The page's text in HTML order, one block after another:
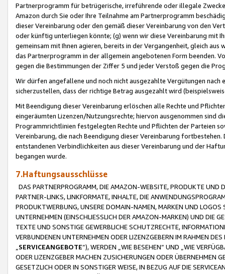
Partnerprogramm für betrügerische, irreführende oder illegale
Amazon durch Sie oder Ihre Teilnahme am Partnerprogramm
dieser Vereinbarung oder den gemäß dieser Vereinbarung von den
oder künftig unterliegen könnte; (g) wenn wir diese Vereinbarung mit
gemeinsam mit Ihnen agieren, bereits in der Vergangenheit, gleich
das Partnerprogramm in der allgemein angebotenen Form beenden.
gegen die Bestimmungen der Ziffer 5 und jeder Verstoß gegen die
Wir dürfen angefallene und noch nicht ausgezahlte Vergütungen
sicherzustellen, dass der richtige Betrag ausgezahlt wird
Mit Beendigung dieser Vereinbarung erlöschen alle Rechte und
eingeräumten Lizenzen/Nutzungsrechte; hiervon ausgenommen sind
Programmrichtlinien festgelegten Rechte und Pflichten der Parteien
Vereinbarung, die nach Beendigung dieser Vereinbarung
entstandenen Verbindlichkeiten aus dieser Vereinbarung und der
begangen wurde.
7.Haftungsausschlüsse
DAS PARTNERPROGRAMM, DIE AMAZON-WEBSITE, PRODUKTE UND
PARTNER-LINKS, LINKFORMATE, INHALTE, DIE
PRODUKTWERBUNG, UNSERE DOMAIN-NAMEN, MARKEN UND
UNTERNEHMEN (EINSCHLIESSLICH DER AMAZON-MARKEN) UND DIE
TEXTE UND SONSTIGE GEWERBLICHE SCHUTZRECHTE,
VERBUNDENEN UNTERNEHMEN ODER LIZENZGEBERN IM RAHMEN
SERVICEANGEBOTE“), WERDEN „WIE BESEHEN“ UND „WIE
ODER LIZENZGEBER MACHEN ZUSICHERUNGEN ODER ÜBERNEHMEN
GESETZLICH ODER IN SONSTIGER WEISE, IN BEZUG AUF DIE